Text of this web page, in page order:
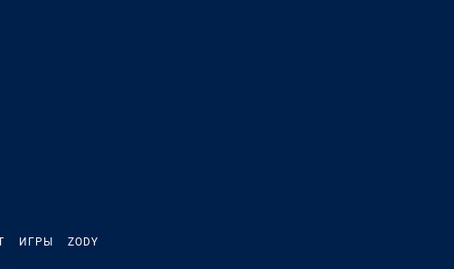
ИГРЫ ZODY